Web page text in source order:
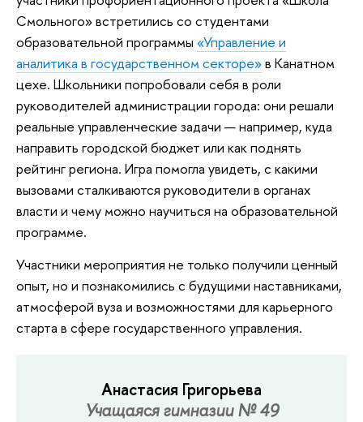
Смольного» встретились со студентами
образовательной программы «Управление и
аналитика в государственном секторе»в Канатном
цехе. Школьники попробовали себя в роли
руководителей администрации города: они решали
реальные управленческие задачи — например, куда
направить городской бюджет или как поднять
рейтинг региона. Игра помогла увидеть, с какими
вызовами сталкиваются руководители в органах
власти и чему можно научиться на образовательной
программе.
Участники мероприятия не только получили ценный
опыт, но и познакомились с будущими наставниками,
атмосферой вуза и возможностями для карьерного
старта в сфере государственного управления.
Анастасия Григорьева
Учащаяся гимназии № 49